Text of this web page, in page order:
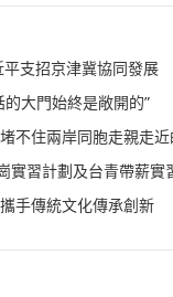
支招京津冀協同發展
大門始終是敞開的”
不住兩岸同胞走親走
實習計劃及台青帶薪實
手傳統文化傳承創新